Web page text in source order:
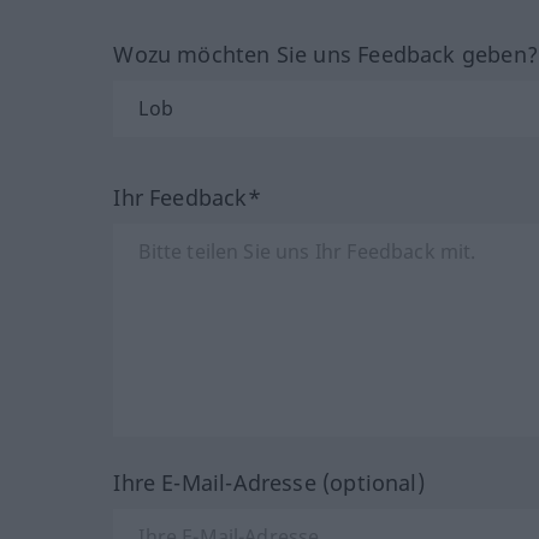
Wozu möchten Sie uns Feedback
Ihr Feedback*
Ihre E-Mail-Adresse (optional)